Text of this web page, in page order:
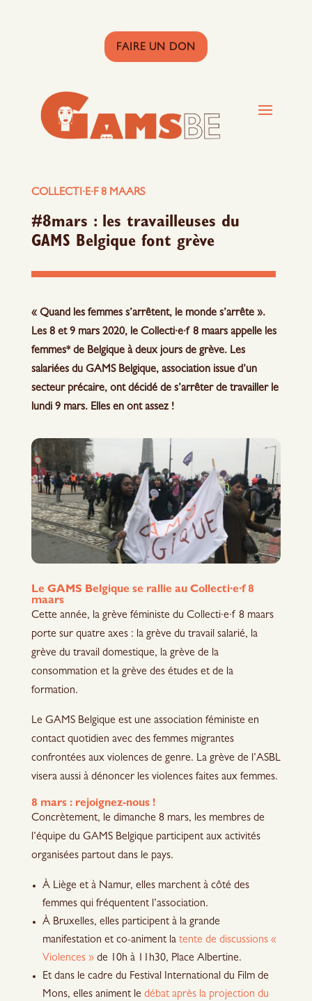
FAIRE UN DON
COLLECTI·E·F 8 MAARS
#8mars : les travailleuses du
GAMS Belgique font grève
« Quand les femmes s’arrêtent, le monde s’arrête ».
Les 8 et 9 mars 2020, le Collecti·e·f 8 maars appelle les
femmes* de Belgique à deux jours de grève. Les
salariées du GAMS Belgique, association issue d’un
secteur précaire, ont décidé de s’arrêter de travailler le
lundi 9 mars. Elles en ont assez !
Le GAMS Belgique se rallie au Collecti·e·f 8
maars
Cette année, la grève féministe du Collecti·e·f 8 maars
porte sur quatre axes : la grève du travail salarié, la
grève du travail domestique, la grève de la
consommation et la grève des études et de la
formation.
Le GAMS Belgique est une association féministe en
contact quotidien avec des femmes migrantes
confrontées aux violences de genre. La grève de l’ASBL
visera aussi à dénoncer les violences faites aux femmes.
8 mars : rejoignez-nous !
Concrètement, le dimanche 8 mars, les membres de
l’équipe du GAMS Belgique participent aux activités
organisées partout dans le pays.
À Liège et à Namur, elles marchent à côté des
femmes qui fréquentent l’association.
À Bruxelles, elles participent à la grande
manifestation et co-animent la tente de discussions «
Violences »de 10h à 11h30, Place Albertine.
Et dans le cadre du Festival International du Film de
Mons, elles animent le débat après la projection du